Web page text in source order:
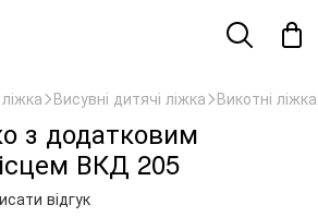
Висувні дитячі ліжка Викотні
з додатковим
ВКД 205
відгук